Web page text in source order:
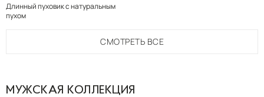
СМОТРЕТЬ ВСЕ
Длинный пуховик с натуральным
пухом
МУЖСКАЯ КОЛЛЕКЦИЯ